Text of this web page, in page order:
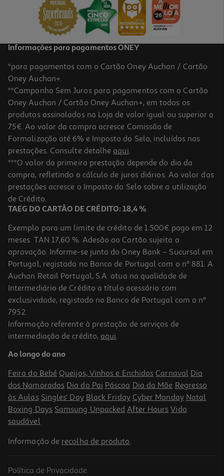
4.8
Bolacha Gullon Digestive Aveia Sem Açúcares Adicionados 410g
10.95 €/Kg
4,49 €
Sortido Gullon Bolachas Zero Sem Açúcar Adicional 319g
21.6 €/Kg
6,89 €
Informações para pagamentos ONEY
*para pagamentos com o Cartão Oney Auchan / Cartão
Oney Auchan+.
**Campanha Sem Juros para pagamentos com o Cartão
Oney Auchan / Cartão Oney Auchan+, em todos os
produtos assinalados na Loja de valor igual ou superior a
75€. Ao valor da compra acresce Comissão de
Formalização até 6% e Imposto do Selo, incluídos nas
prestações. Consulte detalhe aqui.
***O valor da primeira prestação depende do dia da
compra, refletindo o cálculo de juros diários. Ao valor das
prestações acresce o Imposto do Selo sobre a utilização
de Crédito.
TAEG DO CARTÃO DE CRÉDITO: 18,4 %
Exemplo para um limite de crédito de 1.500€ pago em 12
meses. TAN 17,60 %. Adesão ao Cartão sujeita a
aprovação. Informe-se junto do Oney Bank – Sucursal em
Portugal, registado no Banco de Portugal com o nº 881. A
Auchan Retail Portugal, S.A. atua na qualidade de
Intermediário de Crédito a título acessório com
exclusividade, registado no Banco de Portugal com o nº
7952.
Informação referente à prestação de serviços de
intermediação de crédito, aqui.
Ao longo do ano
Feira do Bebé Queijos, Vinhos e Enchidos Carnaval Dia
dos Namorados Dia do Pai Páscoa Dia da Mãe Regresso
às Aulas Singles' Day Black Friday Cyber Monday Natal
Boxing Days Samsung Unpacked After Hours Vida
saudável
Informação de recolha de produto.
Política de Privacidade